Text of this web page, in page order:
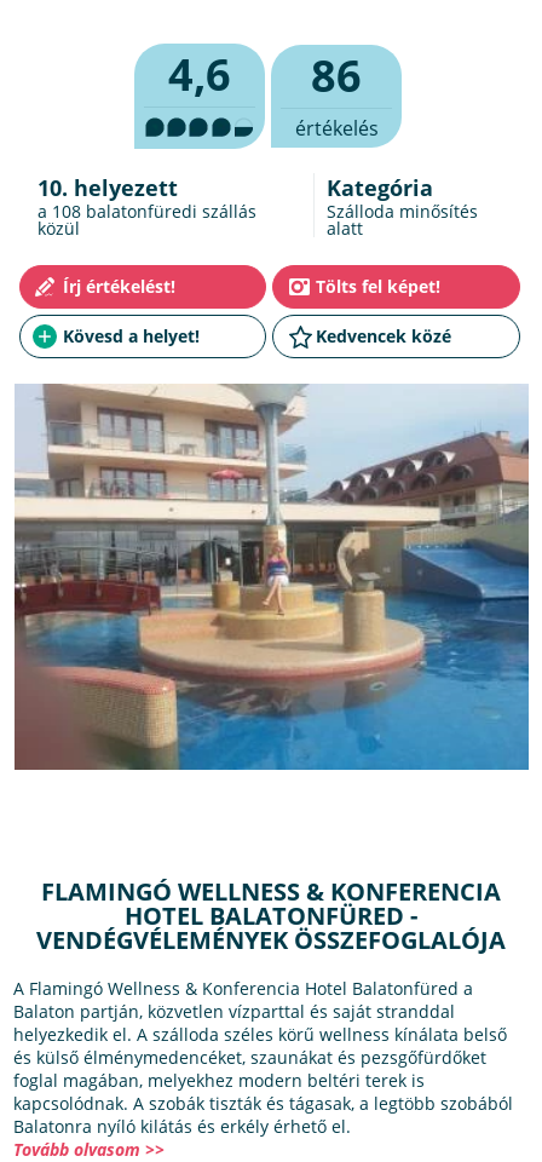
4,6 86
értékelés
10. helyezett
a 108 balatonfüredi szállás
közül
Kategória
Szálloda minősítés
alatt
FLAMINGÓ WELLNESS & KONFERENCIA
HOTEL BALATONFÜRED -
VENDÉGVÉLEMÉNYEK ÖSSZEFOGLALÓJA
A Flamingó Wellness & Konferencia Hotel Balatonfüred a
Balaton partján, közvetlen vízparttal és saját stranddal
helyezkedik el. A szálloda széles körű wellness kínálata belső
és külső élménymedencéket, szaunákat és pezsgőfürdőket
foglal magában, melyekhez modern beltéri terek is
kapcsolódnak. A szobák tiszták és tágasak, a legtöbb szobából
Balatonra nyíló kilátás és erkély érhető el.
Tovább olvasom >>